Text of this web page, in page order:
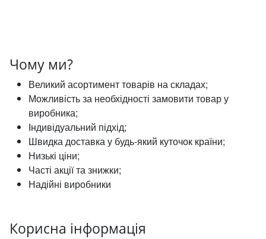
Хольнітен
Ланцюги метал
Шнурки Гумові
Пакетна етикетка
Шнур
Чому ми?
Великий асортимент товарів на складах;
Можливість за необхідності замовити товар у
виробника;
Індивідуальний підхід;
Швидка доставка у будь-який куточок країни;
Низькі ціни;
Часті акції та знижки;
Надійні виробники
Корисна інформація